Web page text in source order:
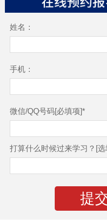
姓名：
手机：
微信/QQ号码[必填项]*
打算什么时候过来学习？[选